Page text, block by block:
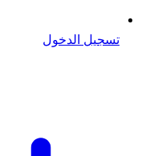
تسجيل الدخول